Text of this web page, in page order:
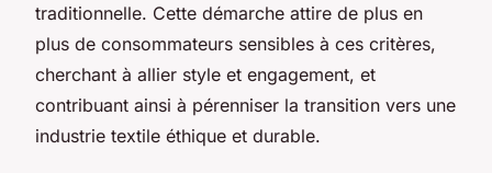
traditionnelle. Cette démarche attire de plus en
plus de consommateurs sensibles à ces critères,
cherchant à allier style et engagement, et
contribuant ainsi à pérenniser la transition vers une
industrie textile éthique et durable.